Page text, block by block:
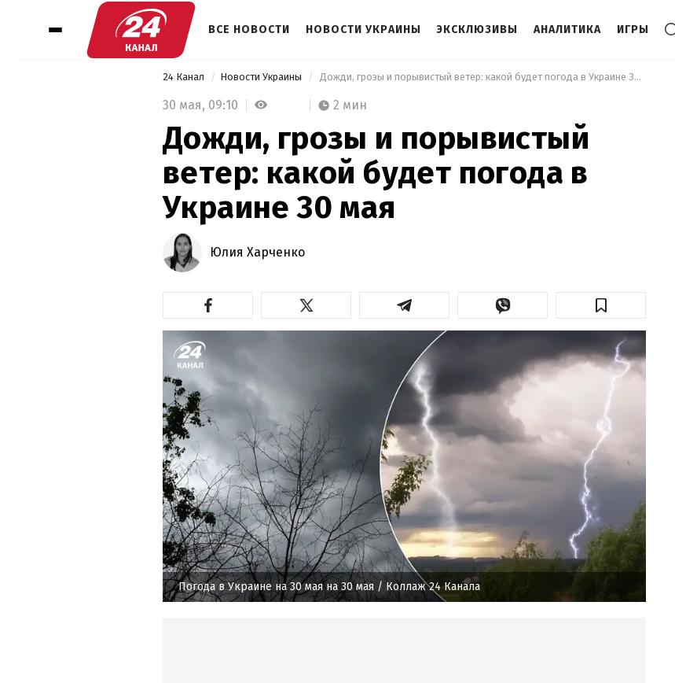
ВСЕ НОВОСТИ НОВОСТИ УКРАИНЫ ЭКСКЛЮЗИВЫ АНАЛИТИКА ИГРЫ
24 Канал Новости Украины Дожди, грозы и порывистый ветер: какой будет погода в Украине 30 мая
30 мая, 09:10 2 мин
Дожди, грозы и порывистый
ветер: какой будет погода в
Украине 30 мая
Юлия Харченко
Погода в Украине на 30 мая на 30 мая / Коллаж 24 Канала